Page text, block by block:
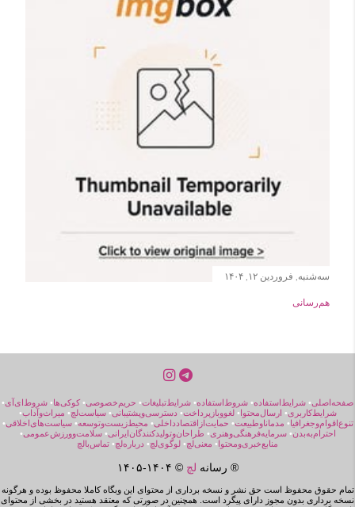
سه‌شنبه, فروردین ۱۲, ۱۴۰۴
هم‌رسانی
صفحه‌اصلی• شرایط‌استفاده• شروط‌استفاده• شرایط‌تبلیغات• حریم‌خصوصی•کوکی‌ها• شروط‌ای‌آی•
شرایط‌کاربری• ارسال‌محتوا •لغووبازپرداخت•دسترسی‌و‌پشتیبانی•سیاست‌لچ• میراث‌و‌آداب•
تنوع‌اقوام‌و‌جغرافیا• مد‌مانا‌و‌طبیعت• حمایت‌از‌اقتصاد‌داخلی• محیط‌زیست‌و‌توسعه•سیاست‌های‌اخلاقی•
احترام‌به‌بدن•سرمایه‌فرهنگی‌و‌هنری• طراحان‌و‌تولیدکنندگان‌ایرانی•سلامت‌و‌ورزش‌عمومی•
منابع‌خبری‌ومحتوا • معنی‌لچ• لوگوی‌لچ• درباره‌لچ• تماس‌بالچ
® رسانه لچ © ۱۴۰۴- ۱۴۰۵
تمام حقوق محفوظ است حق نشر و نسخه برداری از محتوای این وبگاه کاملا محفوظ بوده و هرگونه
نسخه برداری بدون مجوز دارای پیگرد است. همچنین در صورتی که معتقد هستید در بخشی از محتوای